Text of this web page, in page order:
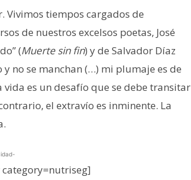
Vivimos tiempos cargados de
de nuestros excelsos poetas, José
(Muerte sin fin) y de Salvador Díaz
no se manchan (…) mi plumaje es de
es un desafío que se debe transitar
el extravío es inminente. La